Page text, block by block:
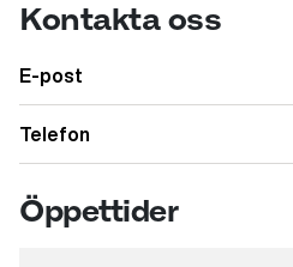
Kontakta oss
E-post
Telefon
Öppettider